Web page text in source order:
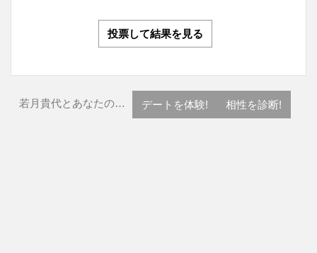
投票して結果を見る
若月貴代とあなたの… デートを体験! 相性を診断!